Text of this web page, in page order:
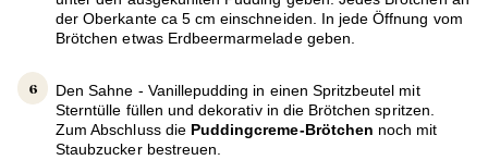
der Oberkante ca 5 cm einschneiden. In jede Öffnung vom
Brötchen etwas Erdbeermarmelade geben.
Den Sahne - Vanillepudding in einen Spritzbeutel mit
Sterntülle füllen und dekorativ in die Brötchen spritzen.
Zum Abschluss die Puddingcreme-Brötchen noch mit
Staubzucker bestreuen.